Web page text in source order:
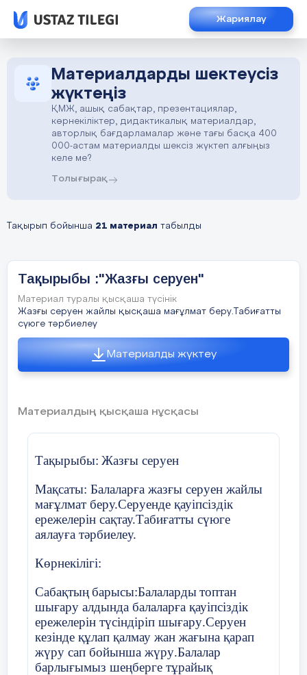
Жариялау
Материалдарды шектеусіз
жүктеңіз
ҚМЖ, ашық сабақтар, презентациялар,
көрнекіліктер, дидактикалық материалдар,
авторлық бағдарламалар және тағы басқа 400
000-астам материалды шексіз жүктеп алғыңыз
келе ме?
Толығырақ
Тақырып бойынша 21 материал табылды
Тақырыбы :"Жазғы серуен"
Материал туралы қысқаша түсінік
Жазғы серуен жайлы қысқаша мағұлмат беру.Табиғатты
сүюге тәрбиелеу
Материалды жүктеу
Материалдың қысқаша нұсқасы
Тақырыбы: Жазғы серуен
Мақсаты: Балаларға жазғы серуен жайлы
мағұлмат беру.Серуенде қауіпсіздік
ережелерін сақтау.Табиғатты сүюге
аялауға тәрбиелеу.
Көрнекілігі:
Сабақтың барысы:Балалардытоптан
шығару алдында балаларға қауіпсіздік
ережелерін түсіндіріп шығару.Cеруен
кезінде құлап қалмау жан жағына қарап
жүру сап бойынша жүру.Балалар
барлығымыз шеңберге тұрайық